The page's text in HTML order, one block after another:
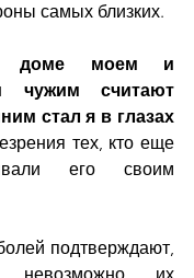
самых близких.
доме моем и
чужим считают
стал я в глазах
тех, кто еще
его своим
подтверждают,